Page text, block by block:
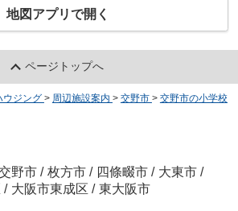
地図アプリで開く
ページトップへ
ウジング > 周辺施設案内 > 交野市 > 交野市の小学校
野市 / 枚方市 / 四條畷市 / 大東市 /
/ 大阪市東成区 / 東大阪市